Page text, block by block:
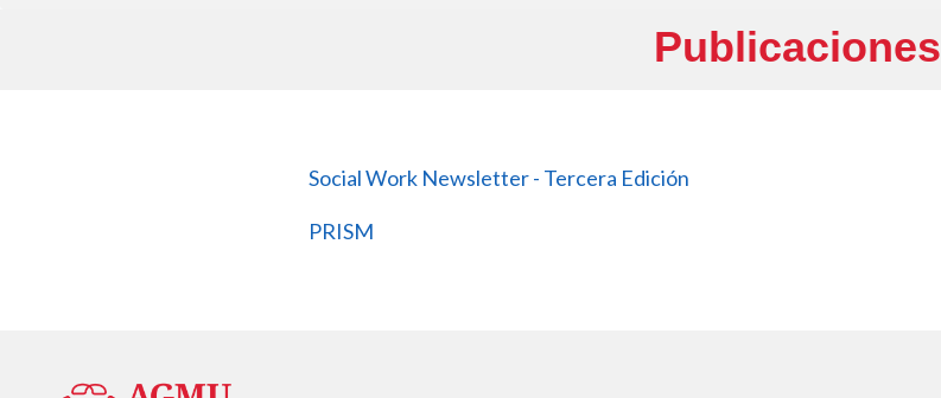
Publicaciones
Social Work Newsletter - Tercera Edición
PRISM